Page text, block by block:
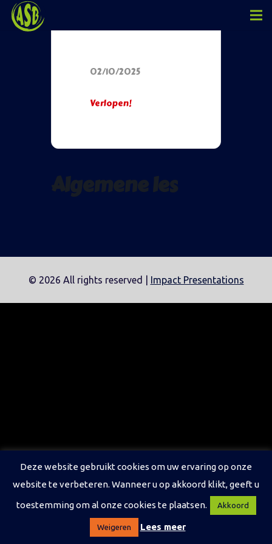
02/10/2025
Verlopen!
© 2026 All rights reserved | Impact Presentations
Deze website gebruikt cookies om uw ervaring op onze
website te verbeteren. Wanneer u op akkoord klikt, geeft u
toestemming om al onze cookies te plaatsen.
Akkoord
Weigeren Lees meer